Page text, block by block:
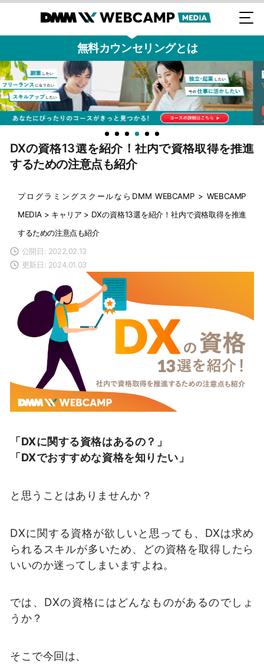
無料カウンセリングとは
DXの資格13選を紹介！社内で資格取得を推進
するための注意点も紹介
プログラミングスクールならDMM WEBCAMP > WEBCAMP
MEDIA > キャリア > DXの資格13選を紹介！社内で資格取得を推進
するための注意点も紹介
公開日: 2022.02.13
更新日: 2024.01.03
「DXに関する資格はあるの？」
「DXでおすすめな資格を知りたい」
と思うことはありませんか？
DXに関する資格が欲しいと思っても、DXは求め
られるスキルが多いため、どの資格を取得したら
いいのか迷ってしまいますよね。
では、DXの資格にはどんなものがあるのでしょ
うか？
そこで今回は、